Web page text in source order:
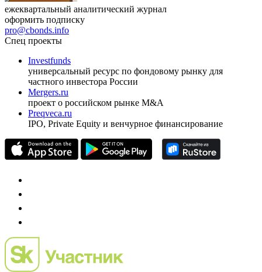
ежеквартальный аналитический журнал
оформить подписку
pro@cbonds.info
Спец проекты
Investfunds
универсальный ресурс по фондовому рынку для
частного инвестора России
Mergers.ru
проект о российском рынке M&A
Preqveca.ru
IPO, Private Equity и венчурное финансирование